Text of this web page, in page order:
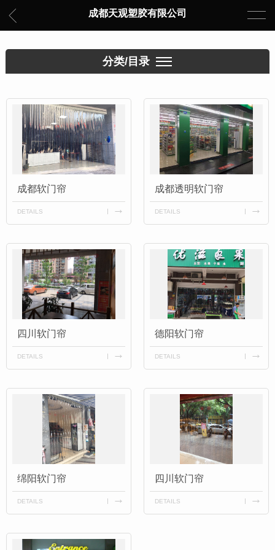
成都天观塑胶有限公司
分类/目录
成都软门帘
DETAILS
成都透明软门帘
DETAILS
四川软门帘
DETAILS
德阳软门帘
DETAILS
绵阳软门帘
DETAILS
四川软门帘
DETAILS